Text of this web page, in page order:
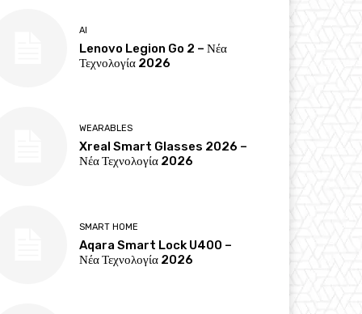
AI
Lenovo Legion Go 2 – Νέα
Τεχνολογία 2026
WEARABLES
Xreal Smart Glasses 2026 –
Νέα Τεχνολογία 2026
SMART HOME
Aqara Smart Lock U400 –
Νέα Τεχνολογία 2026